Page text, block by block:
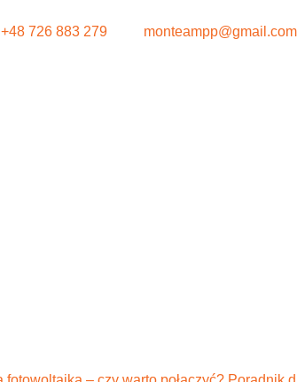
+48 726 883 279 monteampp@gmail.com